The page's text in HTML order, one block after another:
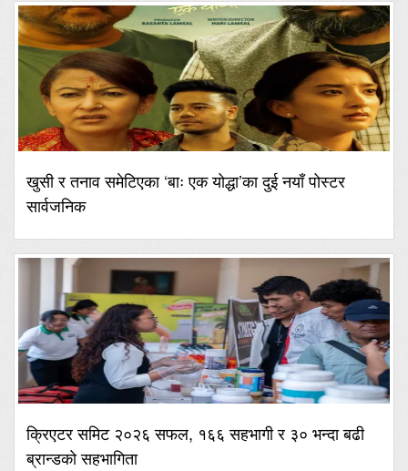
खुसी र तनाव समेटिएका ‘बाः एक योद्धा’का दुई नयाँ पोस्टर
सार्वजनिक
क्रिएटर समिट २०२६ सफल, १६६ सहभागी र ३० भन्दा बढी
ब्रान्डको सहभागिता